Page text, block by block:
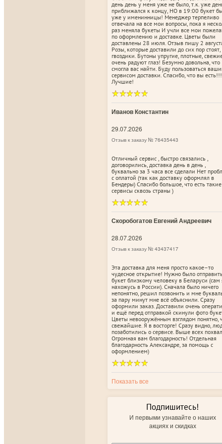
день день у меня уже не было, т.к. уже
приближался к концу, НО в 19:00 букет
уже у именинницы! Менеджер терпеливо
отвечала на все мои вопросы, пока я
раз меняла букеты И учли все мои
по оформлению и доставке. Цветы были
доставлены 28 июля. Отзыв пишу 2
Розы, которые доставили до сих пор стоят,
гвоздики. Бутоны упругие, плотные,
очень радуют глаз! Безумно довольна, что
смогла вас найти. Буду пользоваться
сервисом доставки. Спасибо, что вы есть!!!
Лучшие!
Иванов Константин
29.07.2026
Отзыв к заказу № 76435443
Отличный сервис , быстро связались ,
договорились, доставка день в день ,
буквально за 3 часа все сделали Нет
с оплатой (так как доставку оформлял в
Бендеры) Спасибо большое, что есть такие
сервисы сквозь страны )
Скоробогатов Евгений Андреевич
28.07.2026
Отзыв к заказу № 43437417
Эта доставка для меня просто какое–то
чудесное открытие! Нужно было
букет близкому человеку в Беларуси (сам
нахожусь в России). Сначала было ничего
непонятно, решил позвонить и мне
за пару минут мне всё объяснили. Сразу
оформили заказ. Доставили очень
и ещё перед отправкой скинули фото
Цветы невооружённым взглядом понятно,
свежайшие. Я в восторге! Сразу видно,
позаботились о сервисе. Выше всех похвал.
Огромная вам благодарность! Отдельная
благодарность Александре, за помощь с
оформлением)
Показать все
Подпишитесь!
И первыми узнавайте о наших
акциях и скидках